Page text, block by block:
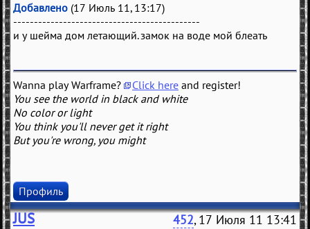
Добавлено (17 Июль 11, 13:17)
---------------------------------------------
и у шейма дом летающий. замок на воде мой блеать
Wanna play Warframe? Click here and register!
You see the world in black and white
No color or light
You think you'll never get it right
But you're wrong, you might
Профиль
JUS 452, 17 Июля 11 13:41